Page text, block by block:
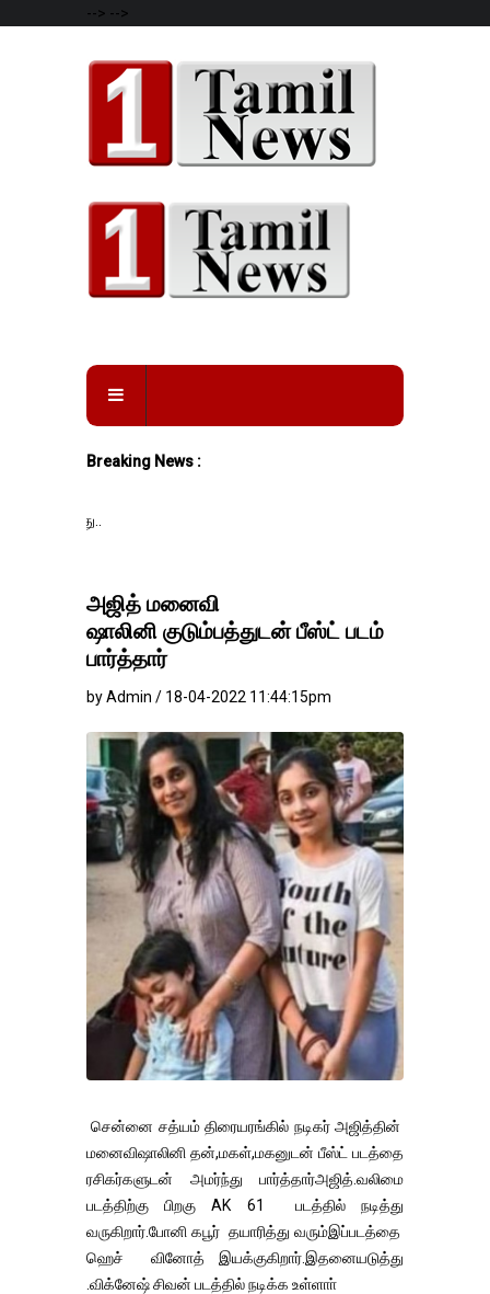
--> -->
Breaking News :
அஜித் மனைவி
ஷாலினி குடும்பத்துடன் பீஸ்ட் படம்
பார்த்தார்
by Admin / 18-04-2022 11:44:15pm
சென்னை சத்யம் திரையரங்கில் நடிகர் அஜித்தின்
மனைவிஷாலினி தன்,மகள்,மகனுடன் பீஸ்ட் படத்தை
ரசிகர்களுடன் அமர்ந்து பார்த்தார்அஜித்.வலிமை
படத்திற்கு பிறகு AK 61 படத்தில் நடித்து
வருகிறார்.போனி கபூர் தயாரித்து வரும்இப்படத்தை
ஹெச் வினோத் இயக்குகிறார்.இதனையடுத்து
.விக்னேஷ் சிவன் படத்தில் நடிக்க உள்ளாா்